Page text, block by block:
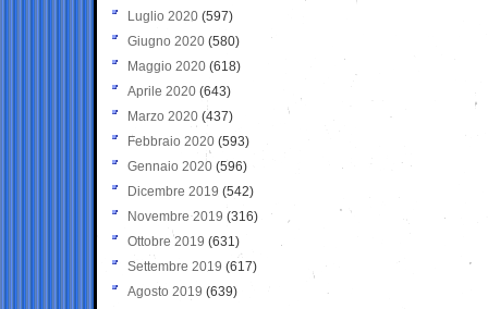
Luglio 2020 (597)
Giugno 2020 (580)
Maggio 2020 (618)
Aprile 2020 (643)
Marzo 2020 (437)
Febbraio 2020 (593)
Gennaio 2020 (596)
Dicembre 2019 (542)
Novembre 2019 (316)
Ottobre 2019 (631)
Settembre 2019 (617)
Agosto 2019 (639)